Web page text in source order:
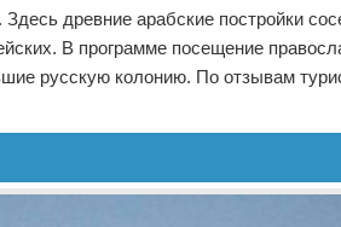
древние арабские постройки
В программе посещение
русскую колонию. По отзывам